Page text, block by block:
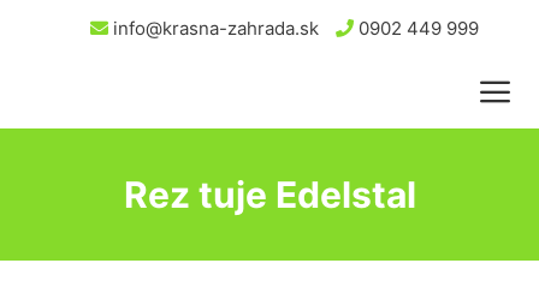
info@krasna-zahrada.sk 0902 449 999
Rez tuje Edelstal